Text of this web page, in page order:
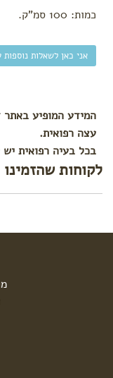
וחיזוק
תפרים
והתאוששות
כמות: 100 סמ"ק.
אני כאן לשאלות
המידע המופיע באתר
עצה רפואית.
בכל בעיה רפואית יש
לקוחות